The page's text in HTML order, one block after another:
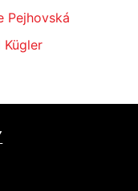
Pejhovská
Kügler